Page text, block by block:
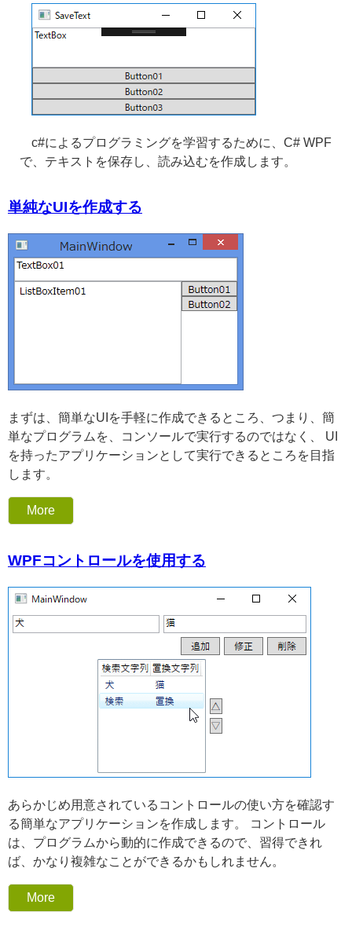
c#によるプログラミングを学習するために、C# WPF
で、テキストを保存し、読み込むを作成します。
単純なUIを作成する
まずは、簡単なUIを手軽に作成できるところ、つまり、簡
単なプログラムを、コンソールで実行するのではなく、 UI
を持ったアプリケーションとして実行できるところを目指
します。
More
WPFコントロールを使用する
あらかじめ用意されているコントロールの使い方を確認す
る簡単なアプリケーションを作成します。 コントロール
は、プログラムから動的に作成できるので、習得できれ
ば、かなり複雑なことができるかもしれません。
More